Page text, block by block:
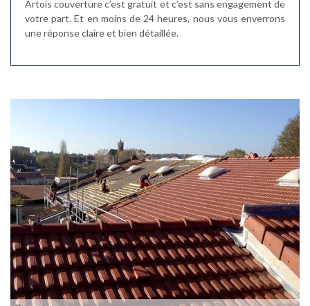
Artois couverture c’est gratuit et c’est sans engagement de
votre part. Et en moins de 24 heures, nous vous enverrons
une réponse claire et bien détaillée.